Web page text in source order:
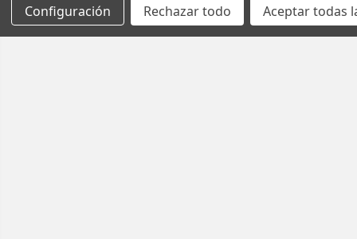
Configuración Rechazar todo Aceptar todas